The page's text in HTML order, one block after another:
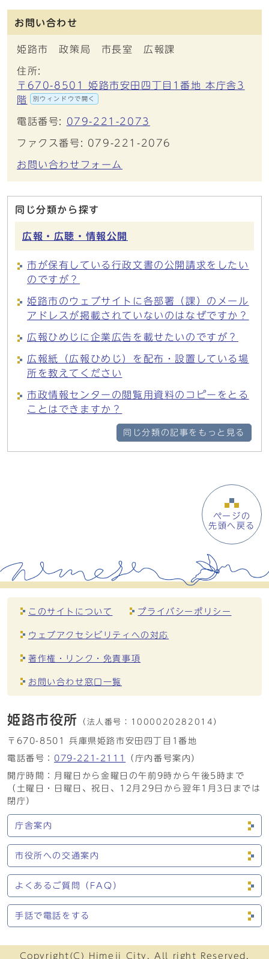
お問い合わせ
姫路市 政策局 市長室 広報課
住所:
〒670-8501 姫路市安田四丁目1番地 本庁舎3
階
別ウィンドウで開く
電話番号: 079-221-2073
ファクス番号: 079-221-2076
お問い合わせフォーム
同じ分類から探す
広報・広聴・情報公開
市が保有している行政文書の公開請求をしたい
のですが？
姫路市のウェブサイトに各部署（課）のメール
アドレスが掲載されていないのはなぜですか？
広報ひめじに企業広告を載せたいのですが？
広報紙（広報ひめじ）を配布・設置している場
所を教えてください
市政情報センターの閲覧用資料のコピーをとる
ことはできますか？
同じ分類の記事をもっと見る
ページの
先頭へ戻る
このサイトについて プライバシーポリシー
ウェブアクセシビリティへの対応
著作権・リンク・免責事項
お問い合わせ窓口一覧
姫路市役所 （法人番号： 1000020282014）
〒670-8501 兵庫県姫路市安田四丁目1番地
電話番号： 079-221-2111
（庁内番号案内）
開庁時間：月曜日から金曜日の午前9時から午後5時まで
（土曜日・日曜日、祝日、12月29日から翌年1月3日までは
閉庁）
庁舎案内
市役所への交通案内
よくあるご質問（FAQ）
手話で電話をする
Copyright(C) Himeji City. All right Reserved.